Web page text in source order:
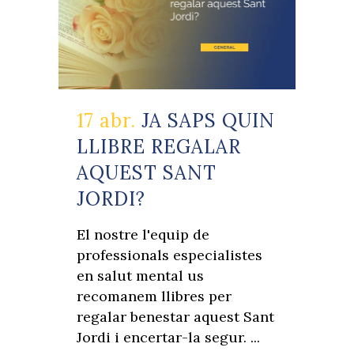
17 abr. JA SAPS QUIN
LLIBRE REGALAR
AQUEST SANT
JORDI?
El nostre l'equip de
professionals especialistes
en salut mental us
recomanem llibres per
regalar benestar aquest Sant
Jordi i encertar-la segur. ...